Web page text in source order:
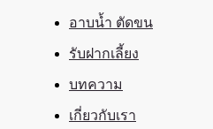
อาบน้ำ ตัดขน
รับฝากเลี้ยง
บทความ
เกี่ยวกับเรา